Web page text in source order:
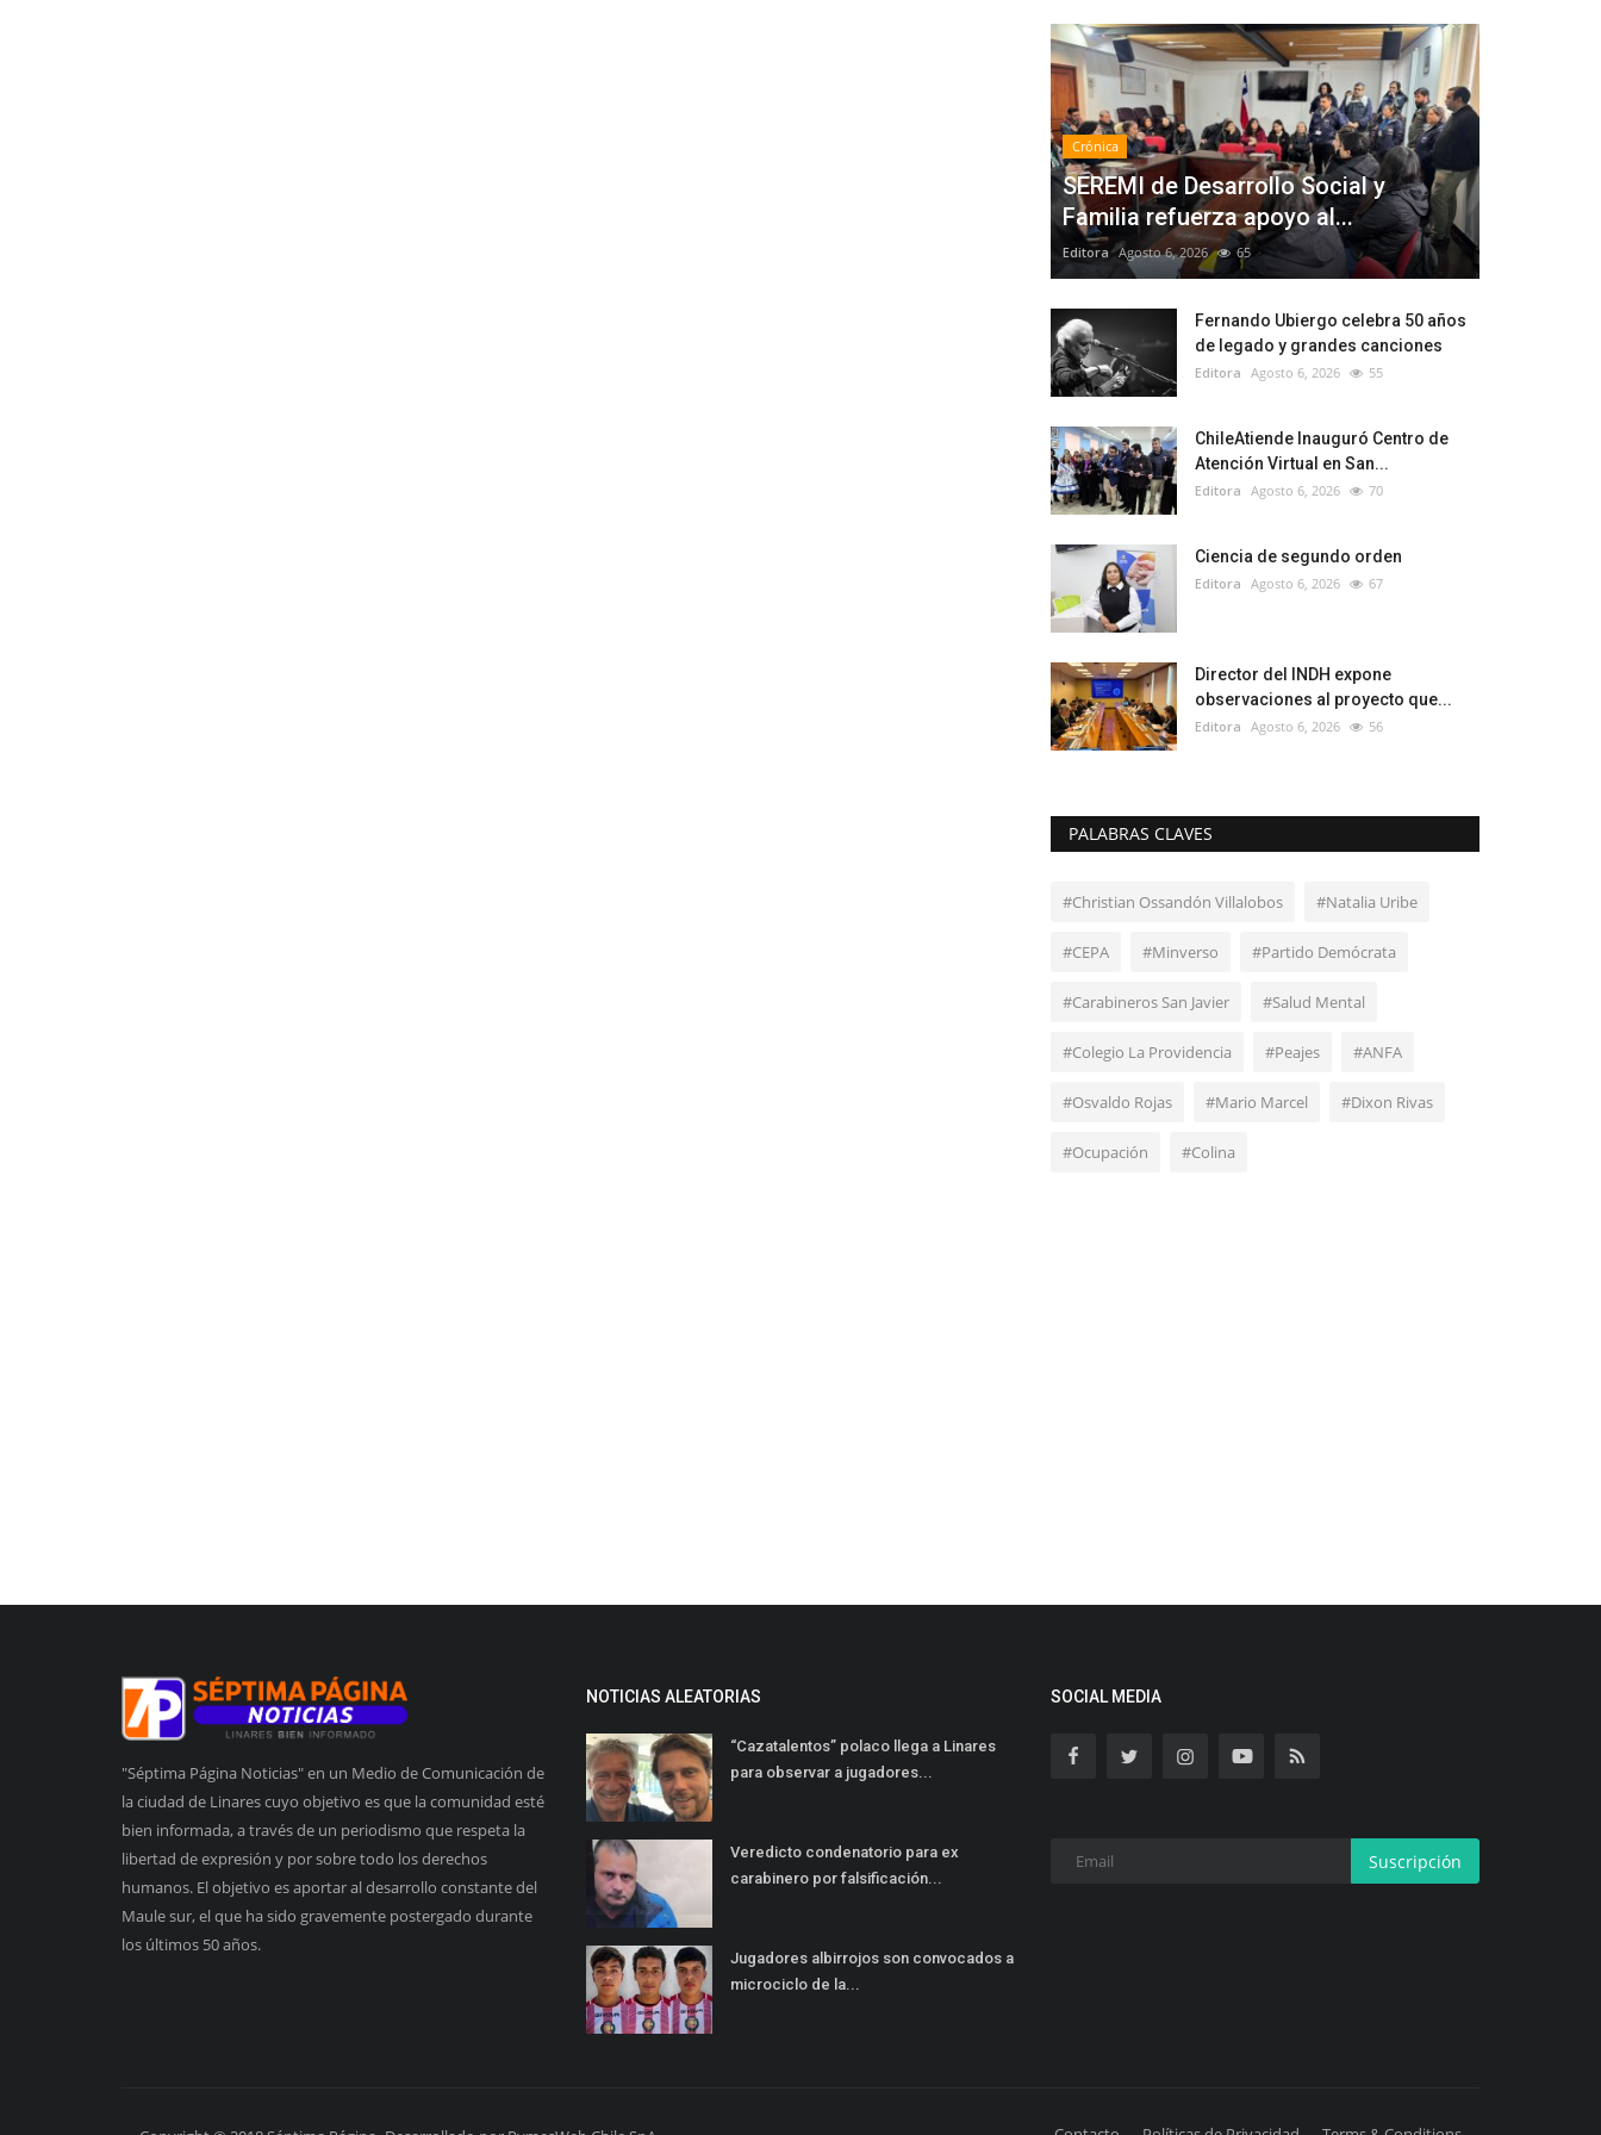
Crónica
SEREMI de Desarrollo Social y
Familia refuerza apoyo al...
Editora Agosto 6, 2026 65
Fernando Ubiergo celebra 50 años
de legado y grandes canciones
Editora Agosto 6, 2026 55
ChileAtiende Inauguró Centro de
Atención Virtual en San...
Editora Agosto 6, 2026 70
Ciencia de segundo orden
Editora Agosto 6, 2026 67
Director del INDH expone
observaciones al proyecto que...
Editora Agosto 6, 2026 56
PALABRAS CLAVES
#Christian Ossandón Villalobos #Natalia Uribe
#CEPA #Minverso #Partido Demócrata
#Carabineros San Javier #Salud Mental
#Colegio La Providencia #Peajes #ANFA
#Osvaldo Rojas #Mario Marcel #Dixon Rivas
#Ocupación #Colina
"Séptima Página Noticias" en un Medio de Comunicación de
la ciudad de Linares cuyo objetivo es que la comunidad esté
bien informada, a través de un periodismo que respeta la
libertad de expresión y por sobre todo los derechos
humanos. El objetivo es aportar al desarrollo constante del
Maule sur, el que ha sido gravemente postergado durante
los últimos 50 años.
NOTICIAS ALEATORIAS
“Cazatalentos” polaco llega a Linares
para observar a jugadores...
Veredicto condenatorio para ex
carabinero por falsificación...
Jugadores albirrojos son convocados a
microciclo de la...
SOCIAL MEDIA
Suscripción